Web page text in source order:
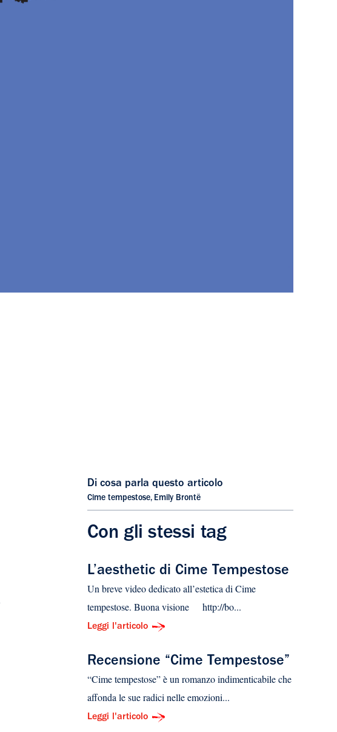
Di cosa parla questo articolo
Cime tempestose, Emily Brontë
Con gli stessi tag
L’aesthetic di Cime Tempestose
Un breve video dedicato all’estetica di Cime
tempestose. Buona visione http://bo...
Leggi l'articolo
Recensione “Cime Tempestose”
“Cime tempestose” è un romanzo indimenticabile che
affonda le sue radici nelle emozioni...
Leggi l'articolo